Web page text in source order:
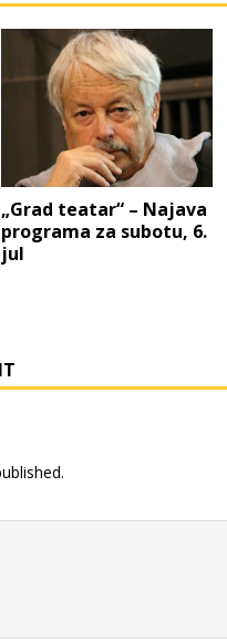
„Grad teatar“ – Najava
programa za subotu, 6.
jul